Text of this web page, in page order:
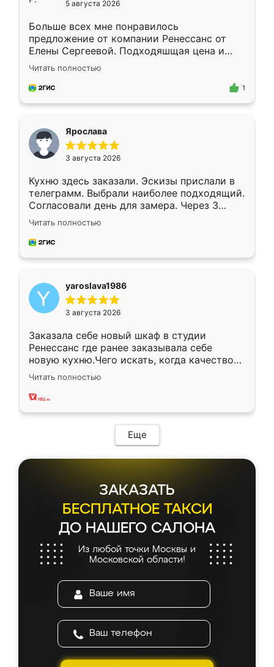
5 августа 2026
Больше всех мне понравилось
предложение от компании Ренессанс от
Елены Сергеевой. Подходяшщая цена и
короткие сроки изготовления. Приехавший
для замера сотрудник Владислав
предложил по моему эскизу самый
Читать полностью
1
Ярослава
3 августа 2026
Кухню здесь заказали. Эскизы прислали в
телеграмм. Выбрали наиболее подходящий.
Согласовали день для замера. Через 3
недели кухня была уже готова. Остались
довольны работой. Спасибо Ренессанс
мебель за качественную работу!
Читать полностью
yaroslava1986
3 августа 2026
Заказала себе новый шкаф в студии
Ренессанс где ранее заказывала себе
новую кухню.Чего искать, когда качеством
вполне довольна. Служит кухня уже почти
два года, нареканий нет.
Читать полностью
Еще
ЗАКАЗАТЬ
БЕСПЛАТНОЕ ТАКСИ
ДО НАШЕГО САЛОНА
Из любой точки Москвы и
Московской области!